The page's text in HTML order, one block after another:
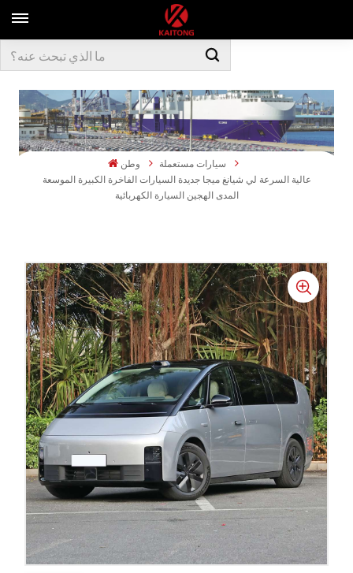
وطن
سيارات مستعملة
عالية السرعة لي شيانغ ميجا جديدة السيارات الفاخرة الكبيرة الموسعة
المدى الهجين السيارة الكهربائية